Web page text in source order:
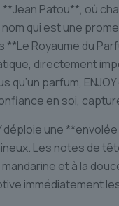
**Jean Patou**, où
qui est une
Royaume du
directement
qu’un parfum,
en soi,
déploie une
Les notes de
et à la
immédiatement